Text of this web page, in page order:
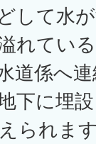
して水
れてい
道係へ
下に埋
られま